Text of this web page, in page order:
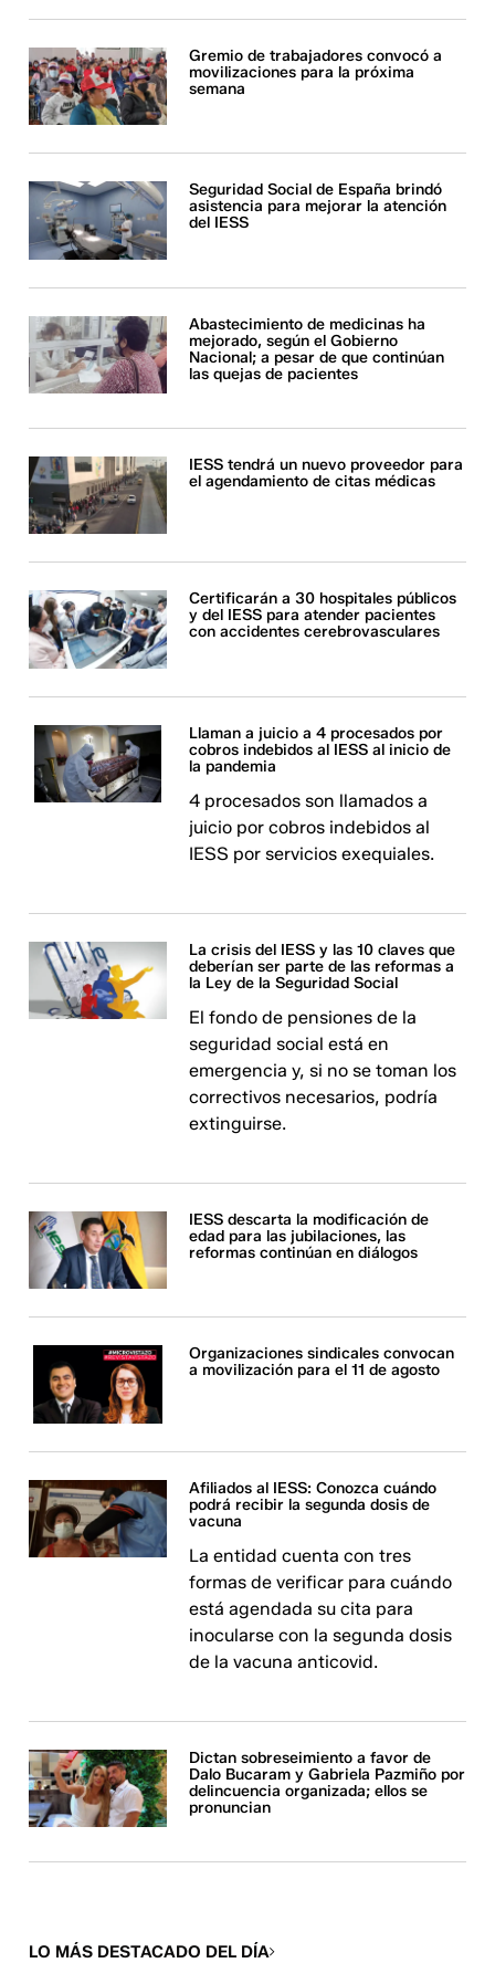
Gremio de trabajadores convocó a
movilizaciones para la próxima
semana
Seguridad Social de España brindó
asistencia para mejorar la atención
del IESS
Abastecimiento de medicinas ha
mejorado, según el Gobierno
Nacional; a pesar de que continúan
las quejas de pacientes
IESS tendrá un nuevo proveedor para
el agendamiento de citas médicas
Certificarán a 30 hospitales públicos
y del IESS para atender pacientes
con accidentes cerebrovasculares
Llaman a juicio a 4 procesados por
cobros indebidos al IESS al inicio de
la pandemia
4 procesados son llamados a
juicio por cobros indebidos al
IESS por servicios exequiales.
La crisis del IESS y las 10 claves que
deberían ser parte de las reformas a
la Ley de la Seguridad Social
El fondo de pensiones de la
seguridad social está en
emergencia y, si no se toman los
correctivos necesarios, podría
extinguirse.
IESS descarta la modificación de
edad para las jubilaciones, las
reformas continúan en diálogos
Organizaciones sindicales convocan
a movilización para el 11 de agosto
Afiliados al IESS: Conozca cuándo
podrá recibir la segunda dosis de
vacuna
La entidad cuenta con tres
formas de verificar para cuándo
está agendada su cita para
inocularse con la segunda dosis
de la vacuna anticovid.
Dictan sobreseimiento a favor de
Dalo Bucaram y Gabriela Pazmiño por
delincuencia organizada; ellos se
pronuncian
LO MÁS DESTACADO DEL DÍA